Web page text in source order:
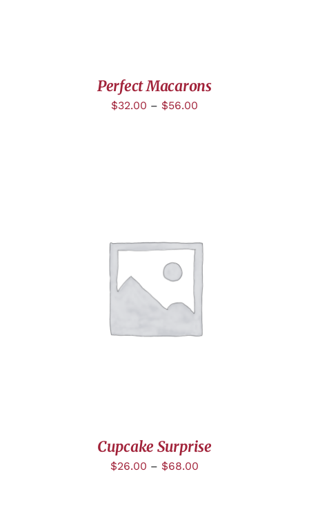
Perfect Macarons
$32.00 – $56.00
DÉTAILS
Cupcake Surprise
$26.00 – $68.00